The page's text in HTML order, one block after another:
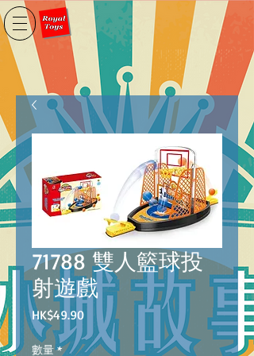
71788 雙人籃球投
射遊戲
HK$49.90價
格
數量 *